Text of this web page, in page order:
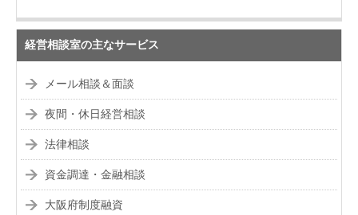
経営相談室の主なサービス
メール相談＆面談
夜間・休日経営相談
法律相談
資金調達・金融相談
大阪府制度融資